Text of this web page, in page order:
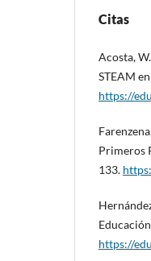
Citas
Acosta,
STEAM
https://
Primeros
133.
https://